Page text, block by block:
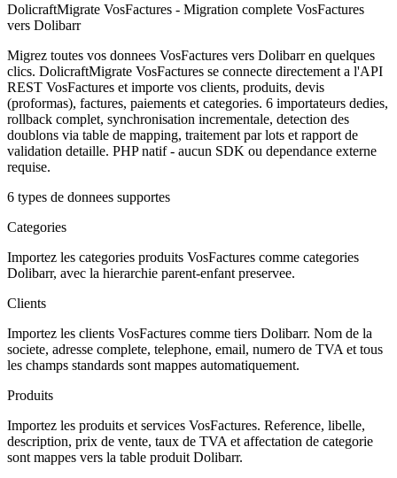
DolicraftMigrate VosFactures - Migration complete VosFactures
vers Dolibarr
Migrez toutes vos donnees VosFactures vers Dolibarr en quelques
clics. DolicraftMigrate VosFactures se connecte directement a l'API
REST VosFactures et importe vos clients, produits, devis
(proformas), factures, paiements et categories. 6 importateurs dedies,
rollback complet, synchronisation incrementale, detection des
doublons via table de mapping, traitement par lots et rapport de
validation detaille. PHP natif - aucun SDK ou dependance externe
requise.
6 types de donnees supportes
Categories
Importez les categories produits VosFactures comme categories
Dolibarr, avec la hierarchie parent-enfant preservee.
Clients
Importez les clients VosFactures comme tiers Dolibarr. Nom de la
societe, adresse complete, telephone, email, numero de TVA et tous
les champs standards sont mappes automatiquement.
Produits
Importez les produits et services VosFactures. Reference, libelle,
description, prix de vente, taux de TVA et affectation de categorie
sont mappes vers la table produit Dolibarr.